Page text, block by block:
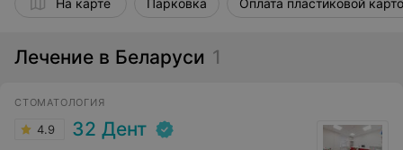
На карте Парковка Оплата пластиковой
Лечение в Беларуси 1
СТОМАТОЛОГИЯ
4.9 32 Дент